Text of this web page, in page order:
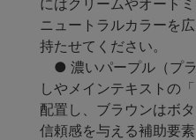
ニュートラルカラーを
持たせてください。
● 濃いパープル（プ
しやメインテキストの
配置し、ブラウンはボ
信頼感を与える補助要素